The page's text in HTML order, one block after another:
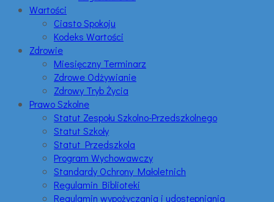
Wartości
Ciasto Spokoju
Kodeks Wartości
Zdrowie
Miesięczny Terminarz
Zdrowe Odżywianie
Zdrowy Tryb Życia
Prawo Szkolne
Statut Zespołu Szkolno-Przedszkolnego
Statut Szkoły
Statut Przedszkola
Program Wychowawczy
Standardy Ochrony Małoletnich
Regulamin Biblioteki
Regulamin wypożyczania i udostępniania